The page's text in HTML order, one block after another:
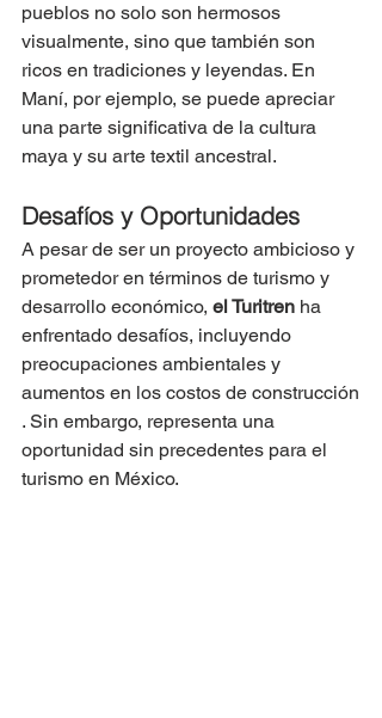
pueblos no solo son hermosos
visualmente, sino que también son
ricos en tradiciones y leyendas. En
Maní, por ejemplo, se puede apreciar
una parte significativa de la cultura
maya y su arte textil ancestral​​.
Desafíos y Oportunidades
A pesar de ser un proyecto ambicioso y
prometedor en términos de turismo y
desarrollo económico, el Turitren ha
enfrentado desafíos, incluyendo
preocupaciones ambientales y
aumentos en los costos de construcción​​​​
. Sin embargo, representa una
oportunidad sin precedentes para el
turismo en México.